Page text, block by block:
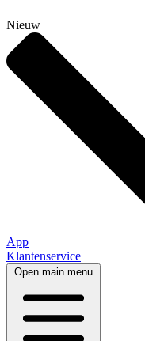
Nieuw
App
Klantenservice
Open main menu